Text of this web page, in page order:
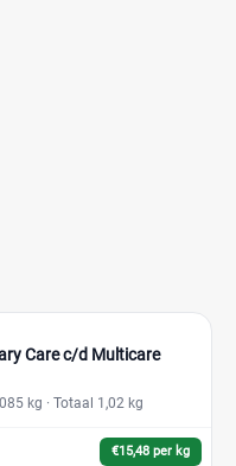
Care c/d Multicare
kg · Totaal 1,02 kg
€15,48 per kg